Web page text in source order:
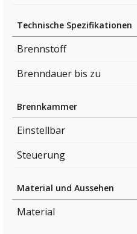
Technische Spezifikationen
Brennstoff
Brenndauer bis zu
Brennkammer
Einstellbar
Steuerung
Material und Aussehen
Material